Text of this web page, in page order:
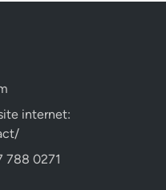
internet:
788 0271